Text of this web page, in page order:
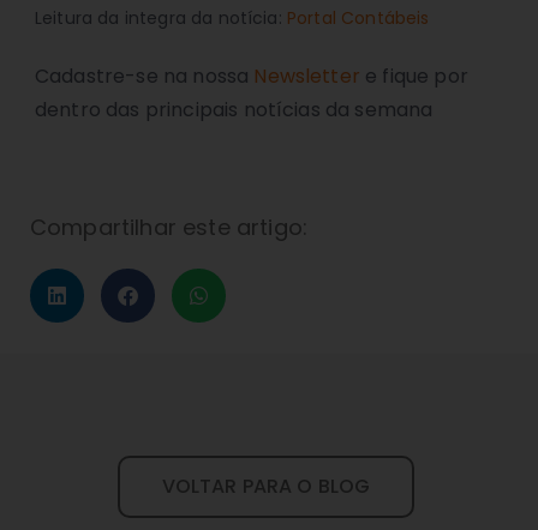
Leitura da integra da notícia: Portal Contábeis
Cadastre-se na nossa Newsletter e fique por
dentro das principais notícias da semana
Compartilhar este artigo:
VOLTAR PARA O BLOG